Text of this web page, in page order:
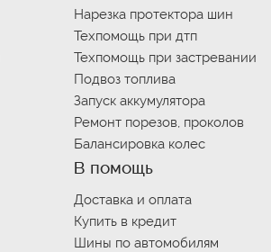
Нарезка протектора шин
Техпомощь при дтп
Техпомощь при застревании
Подвоз топлива
Запуск аккумулятора
Ремонт порезов, проколов
Балансировка колес
В помощь
Доставка и оплата
Купить в кредит
Шины по автомобилям